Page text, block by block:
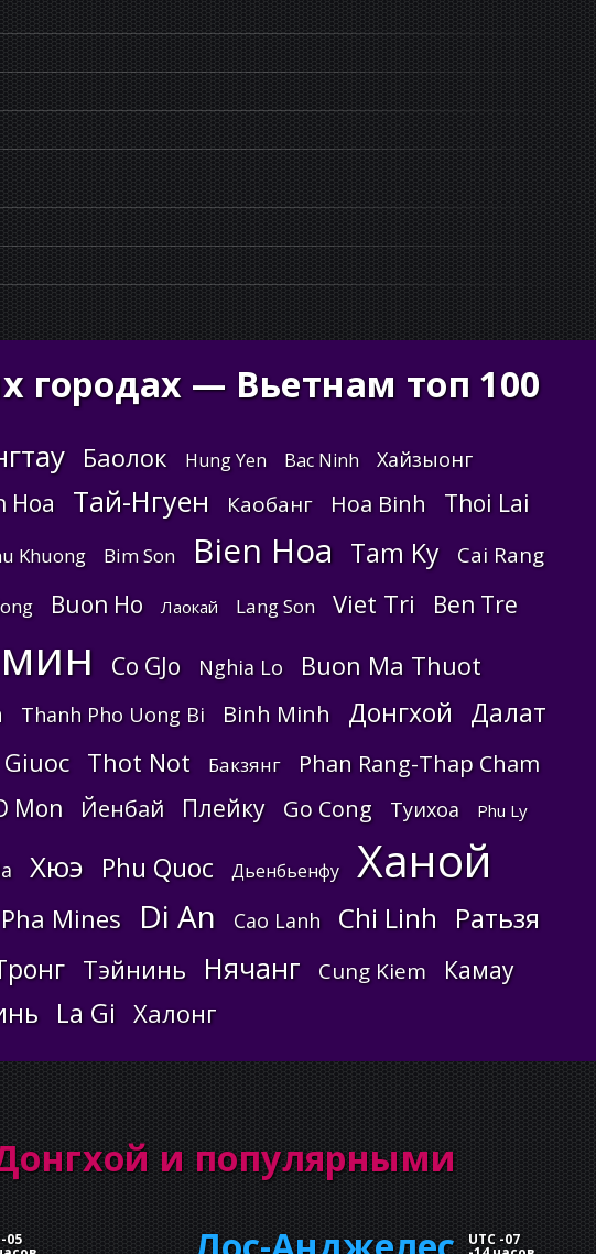
городах — Вьетнам топ 100
Баолок Hung Yen Bac Ninh Хайзыонг
Hoa Тай-Нгуен Каобанг Hoa Binh Thoi Lai
Khuong Bim Son Bien Hoa Tam Ky Cai Rang
Buon Ho Лаокай Lang Son Viet Tri Ben Tre
Co GJo Nghia Lo Buon Ma Thuot
Thanh Pho Uong Bi Binh Minh Донгхой Далат
Thot Not Бакзянг Phan Rang-Thap Cham
Mon Йенбай Плейку Go Cong Туихоа Phu Ly
Хюэ Phu Quoc Дьенбьенфу Ханой
Mines Di An Cao Lanh Chi Linh Ратьзя
Тэйнинь Нячанг Cung Kiem
Камау
La Gi Халонг
и популярными
05 UTC -07